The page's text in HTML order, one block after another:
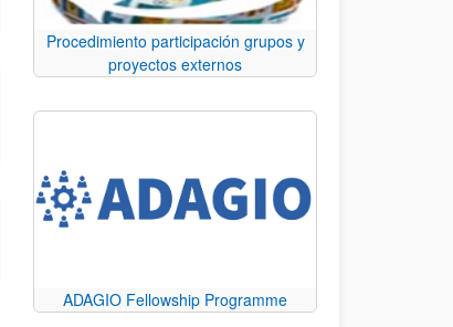
Procedimiento participación grupos y
proyectos externos
ADAGIO Fellowship Programme